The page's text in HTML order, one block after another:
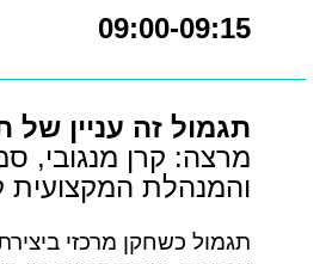
09:00-09:15
תגמול זה עניין של
מרצה: קרן מנגובי,
והמנהלת המקצועית
תגמול כשחקן מרכזי